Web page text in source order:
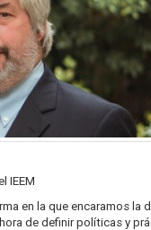
IEEM
en la que encaramos
de definir políticas y